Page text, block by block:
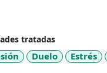
pueden afectarnos y
del tratamiento es
a obtener un
entorno. El progreso
mental, lo que
tratadas
Duelo Estrés